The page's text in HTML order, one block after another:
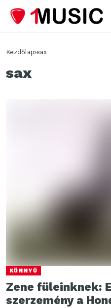
Kezdőlap sax
sax
KÖNNYŰ
Zene füleinknek:
szerzemény a